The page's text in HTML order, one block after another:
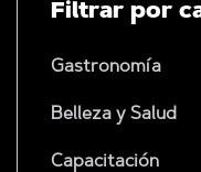
Filtrar por
Gastronomía
Belleza y Salud
Capacitación